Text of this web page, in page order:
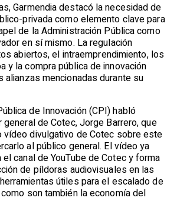
Garmendia destacó la necesidad de
privada como elemento clave para
de la Administración Pública como
en sí mismo. La regulación
abiertos, el intraemprendimiento, los
y la compra pública de innovación
alianzas mencionadas durante su
de Innovación (CPI) habló
de Cotec, Jorge Barrero, que
vídeo divulgativo de Cotec sobre este
al público general. El vídeo ya
canal de YouTube de Cotec y forma
de píldoras audiovisuales en las
útiles para el escalado de
son también la economía del